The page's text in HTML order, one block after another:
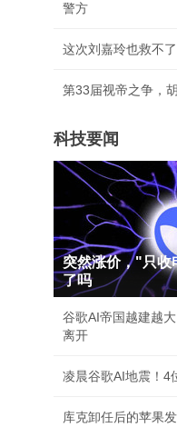
警方
这次刘嘉玲也救不
第33届视帝之争，
科技要闻
突然涨价，"只收
了吗
谷歌AI帝国越建越
离开
凌晨谷歌AI地震！4
库克卸任后的苹果